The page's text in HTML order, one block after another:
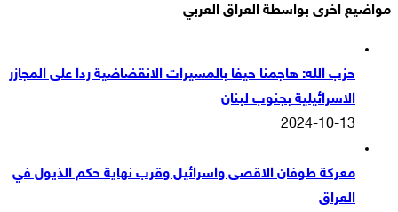
مواضيع اخرى بواسطة العراق العربي
حزب الله: هاجمنا حيفا بالمسيرات الانقضاضية ردا على المجازر
الاسرائيلية بجنوب لبنان
2024-10-13
معركة طوفان الاقصى واسرائيل وقرب نهاية حكم الذيول في
العراق